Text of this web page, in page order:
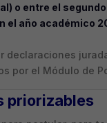
o entre el
el año académico
declaraciones
por el Módulo de
priorizables